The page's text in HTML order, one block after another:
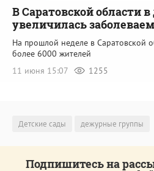
В Саратовской области в
увеличилась
На прошлой неделе в Саратовской
более 6000 жителей
11 июня 15:07
1255
Детские сады дежурные группы
Подпишитесь на